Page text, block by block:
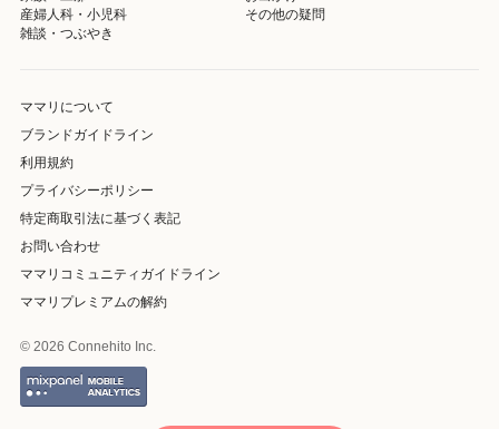
産婦人科・小児科
その他の疑問
雑談・つぶやき
ママリについて
ブランドガイドライン
利用規約
プライバシーポリシー
特定商取引法に基づく表記
お問い合わせ
ママリコミュニティガイドライン
ママリプレミアムの解約
© 2026 Connehito Inc.